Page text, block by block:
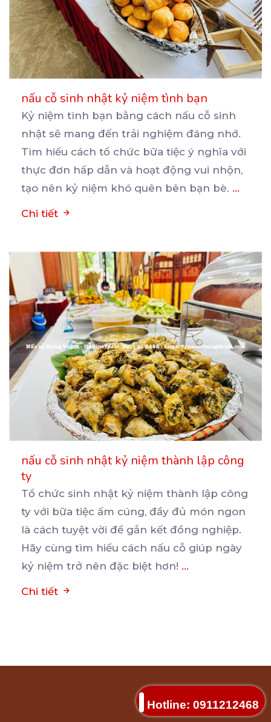
nấu cỗ sinh nhật kỷ niệm tình bạn
Kỷ niệm tình bạn bằng cách nấu cỗ sinh
nhật sẽ mang đến trải nghiệm đáng nhớ.
Tìm hiểu cách tổ chức bữa tiệc ý nghĩa với
thực đơn hấp dẫn và hoạt động vui nhộn,
tạo nên kỷ niệm khó quên bên bạn bè. ...
Chi tiết
nấu cỗ sinh nhật kỷ niệm thành lập công
ty
Tổ chức sinh nhật kỷ niệm thành lập công
ty với bữa tiệc ấm cúng, đầy đủ món ngon
là cách tuyệt vời để gắn kết đồng nghiệp.
Hãy cùng tìm hiểu cách nấu cỗ giúp ngày
kỷ niệm trở nên đặc biệt hơn! ...
Chi tiết
Hotline: 0911212468